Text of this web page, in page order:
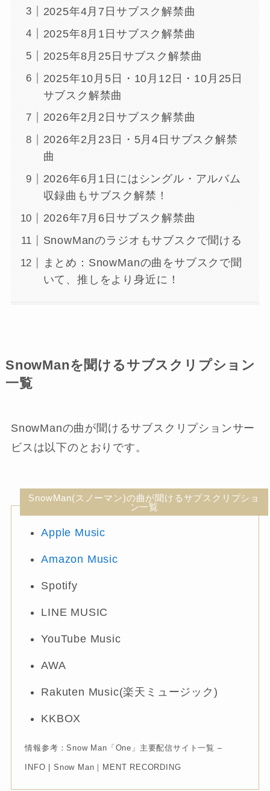
2025年4月7日サブスク解禁曲
2025年8月1日サブスク解禁曲
2025年8月25日サブスク解禁曲
2025年10月5日・10月12日・10月25日
サブスク解禁曲
2026年2月2日サブスク解禁曲
2026年2月23日・5月4日サブスク解禁
曲
2026年6月1日にはシングル・アルバム
収録曲もサブスク解禁！
2026年7月6日サブスク解禁曲
SnowManのラジオもサブスクで聞ける
まとめ：SnowManの曲をサブスクで聞
いて、推しをより身近に！
SnowManを聞けるサブスクリプション
一覧
SnowManの曲が聞けるサブスクリプションサー
ビスは以下のとおりです。
SnowMan(スノーマン)の曲が聞けるサブスクリプショ
ン一覧
Apple Music
Amazon Music
Spotify
LINE MUSIC
YouTube Music
AWA
Rakuten Music(楽天ミュージック)
KKBOX
情報参考：Snow Man「One」主要配信サイト一覧 –
INFO | Snow Man｜MENT RECORDING